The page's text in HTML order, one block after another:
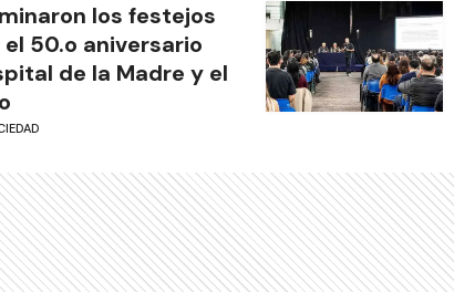
los festejos
50.o aniversario
de la Madre y el